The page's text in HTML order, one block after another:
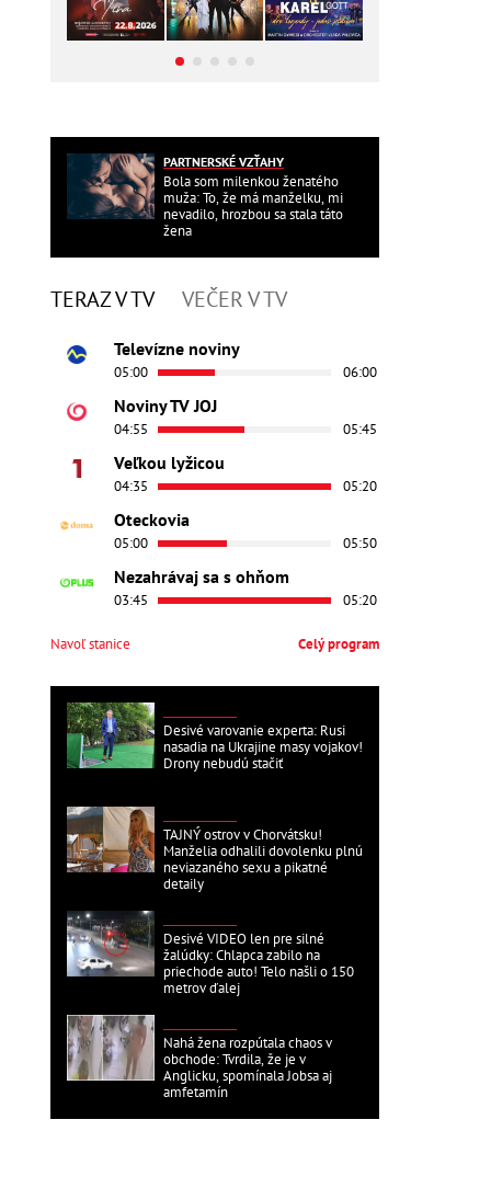
PARTNERSKÉ VZŤAHY
Bola som milenkou ženatého
muža: To, že má manželku, mi
nevadilo, hrozbou sa stala táto
žena
TERAZ V TV VEČER V TV
Televízne noviny
05:00 06:00
Noviny TV JOJ
04:55 05:45
Veľkou lyžicou
04:35 05:20
Oteckovia
05:00 05:50
Nezahrávaj sa s ohňom
03:45 05:20
Navoľ stanice Celý program
Desivé varovanie experta: Rusi
nasadia na Ukrajine masy vojakov!
Drony nebudú stačiť
TAJNÝ ostrov v Chorvátsku!
Manželia odhalili dovolenku plnú
neviazaného sexu a pikatné
detaily
Desivé VIDEO len pre silné
žalúdky: Chlapca zabilo na
priechode auto! Telo našli o 150
metrov ďalej
Nahá žena rozpútala chaos v
obchode: Tvrdila, že je v
Anglicku, spomínala Jobsa aj
amfetamín